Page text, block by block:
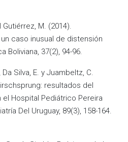
Gutiérrez, M. (2014).
caso inusual de distensión
Boliviana, 37(2), 94-96.
Silva, E. y Juambeltz, C.
resultados del
Hospital Pediátrico Pereira
Del Uruguay, 89(3), 158-164.